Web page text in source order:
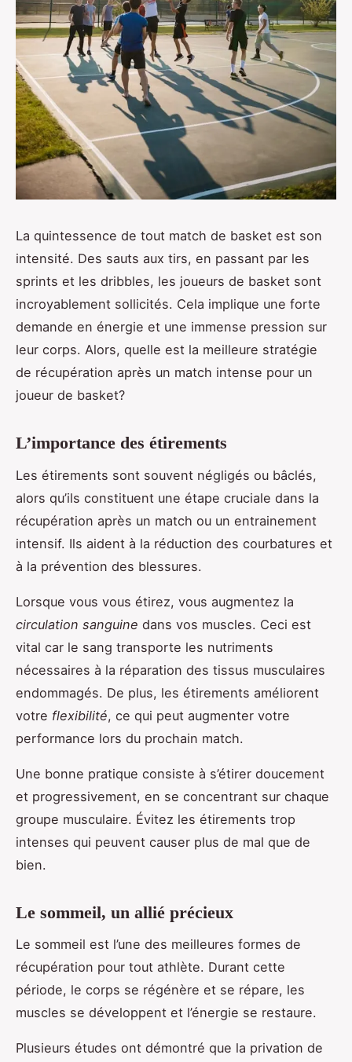
La quintessence de tout match de basket est son
intensité. Des sauts aux tirs, en passant par les
sprints et les dribbles, les joueurs de basket sont
incroyablement sollicités. Cela implique une forte
demande en énergie et une immense pression sur
leur corps. Alors, quelle est la meilleure stratégie
de récupération après un match intense pour un
joueur de basket?
L’importance des étirements
Les étirements sont souvent négligés ou bâclés,
alors qu’ils constituent une étape cruciale dans la
récupération après un match ou un entrainement
intensif. Ils aident à la réduction des courbatures et
à la prévention des blessures.
Lorsque vous vous étirez, vous augmentez la
circulation sanguine dans vos muscles. Ceci est
vital car le sang transporte les nutriments
nécessaires à la réparation des tissus musculaires
endommagés. De plus, les étirements améliorent
votre flexibilité, ce qui peut augmenter votre
performance lors du prochain match.
Une bonne pratique consiste à s’étirer doucement
et progressivement, en se concentrant sur chaque
groupe musculaire. Évitez les étirements trop
intenses qui peuvent causer plus de mal que de
bien.
Le sommeil, un allié précieux
Le sommeil est l’une des meilleures formes de
récupération pour tout athlète. Durant cette
période, le corps se régénère et se répare, les
muscles se développent et l’énergie se restaure.
Plusieurs études ont démontré que la privation de